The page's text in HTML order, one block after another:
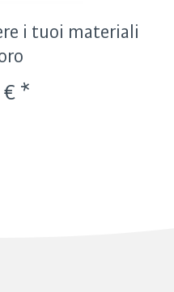
i tuoi materiali
€ *